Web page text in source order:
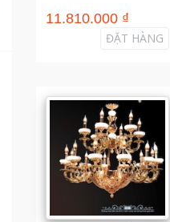
11.810.000 ₫
ĐẶT HÀNG